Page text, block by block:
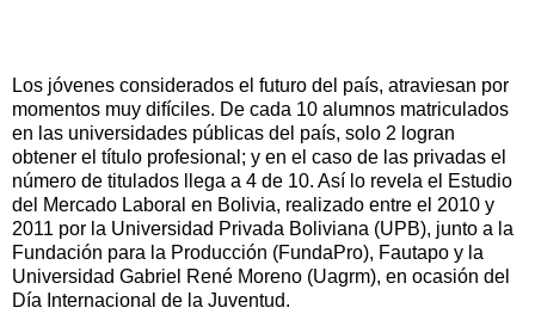
Los jóvenes considerados el futuro del país, atraviesan por
momentos muy difíciles. De cada 10 alumnos matriculados
en las universidades públicas del país, solo 2 logran
obtener el título profesional; y en el caso de las privadas el
número de titulados llega a 4 de 10. Así lo revela el Estudio
del Mercado Laboral en Bolivia, realizado entre el 2010 y
2011 por la Universidad Privada Boliviana (UPB), junto a la
Fundación para la Producción (FundaPro), Fautapo y la
Universidad Gabriel René Moreno (Uagrm), en ocasión del
Día Internacional de la Juventud.